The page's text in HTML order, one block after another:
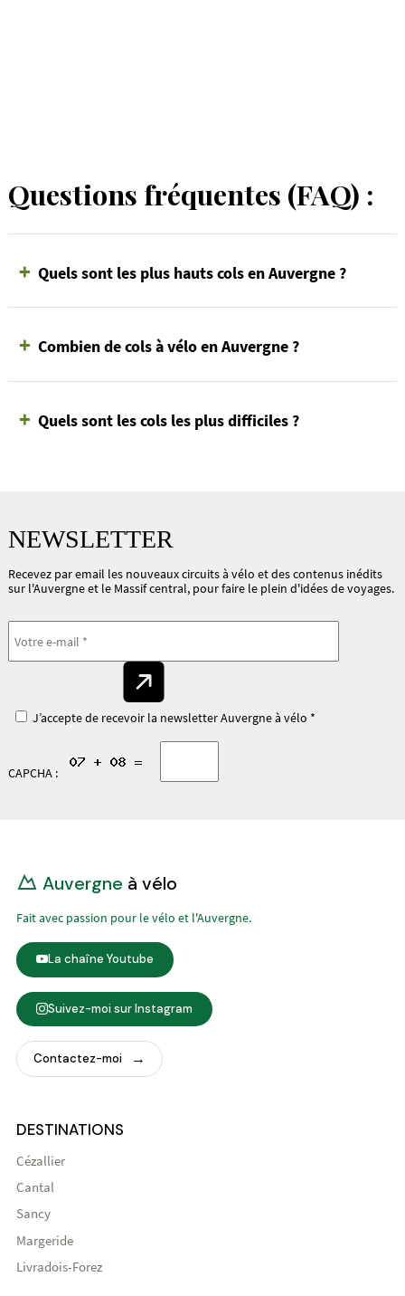
Questions fréquentes (FAQ) :
+ Quels sont les plus hauts cols en Auvergne ?
+ Combien de cols à vélo en Auvergne ?
+ Quels sont les cols les plus difficiles ?
NEWSLETTER
Recevez par email les nouveaux circuits à vélo et des contenus inédits
sur l'Auvergne et le Massif central, pour faire le plein d'idées de voyages.
J’accepte de recevoir la newsletter Auvergne à vélo *
CAPCHA :
Auvergne à vélo
Fait avec passion pour le vélo et l'Auvergne.
La chaîne Youtube
Suivez-moi sur Instagram
Contactez-moi
DESTINATIONS
Cézallier
Cantal
Sancy
Margeride
Livradois-Forez